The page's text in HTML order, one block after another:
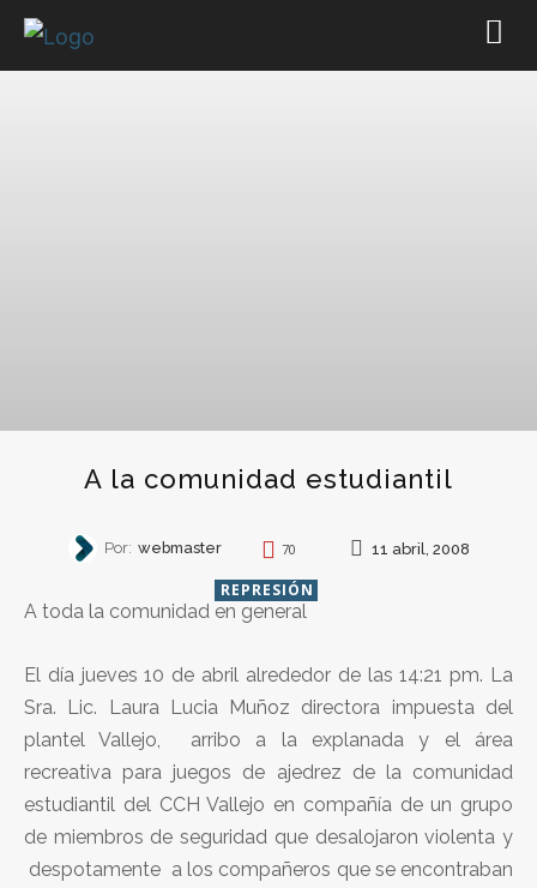
A la comunidad estudiantil
Por: webmaster 70 11 abril, 2008
REPRESIÓN
A toda la comunidad en general
El día jueves 10 de abril alrededor de las 14:21 pm. La
Sra. Lic. Laura Lucia Muñoz directora impuesta del
plantel Vallejo, arribo a la explanada y el área
recreativa para juegos de ajedrez de la comunidad
estudiantil del CCH Vallejo en compañía de un grupo
de miembros de seguridad que desalojaron violenta y
despotamente a los compañeros que se encontraban